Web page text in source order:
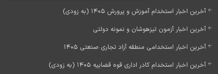
آخرین اخبار استخدام آموزش و پرورش 1405 (به زودی)
آخرین اخبار آزمون تیزهوشان و نمونه دولتی
آخرین اخبار استخدامی منطقه آزاد تجاری صنعتی 1405
آخرین اخبار استخدام کادر اداری قوه قضاییه 1405 (به زودی)